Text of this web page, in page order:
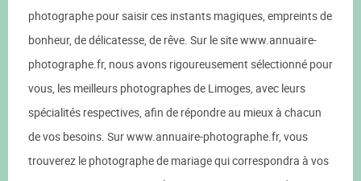
photographe pour saisir ces instants magiques, empreints de
bonheur, de délicatesse, de rêve. Sur le site www.annuaire-
photographe.fr, nous avons rigoureusement sélectionné pour
vous, les meilleurs photographes de Limoges, avec leurs
spécialités respectives, afin de répondre au mieux à chacun
de vos besoins. Sur www.annuaire-photographe.fr, vous
trouverez le photographe de mariage qui correspondra à vos